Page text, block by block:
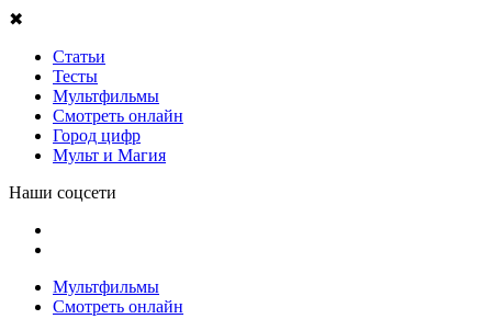
✖
Статьи
Тесты
Мультфильмы
Смотреть онлайн
Город цифр
Мульт и Магия
Наши соцсети
Мультфильмы
Смотреть онлайн